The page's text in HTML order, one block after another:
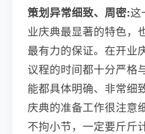
策划异常细致、周密:这
业庆典最显著的特色，
最有力的保证。在开业
议程的时间都十分严格
能都具体明确、非常细
庆典的准备工作很注意
不拘小节，一定要斤斤